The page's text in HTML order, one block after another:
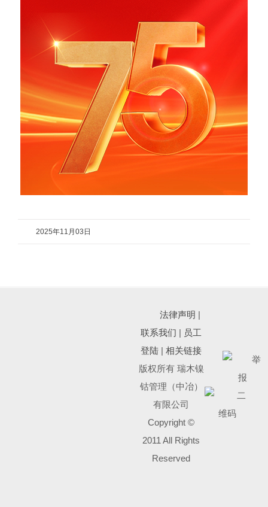
2025年11月03日
法律声明 |
联系我们 | 员工
登陆 |相关链接
版权所有 瑞木镍
钴管理（中冶）
有限公司
Copyright ©
2011 All Rights
Reserved